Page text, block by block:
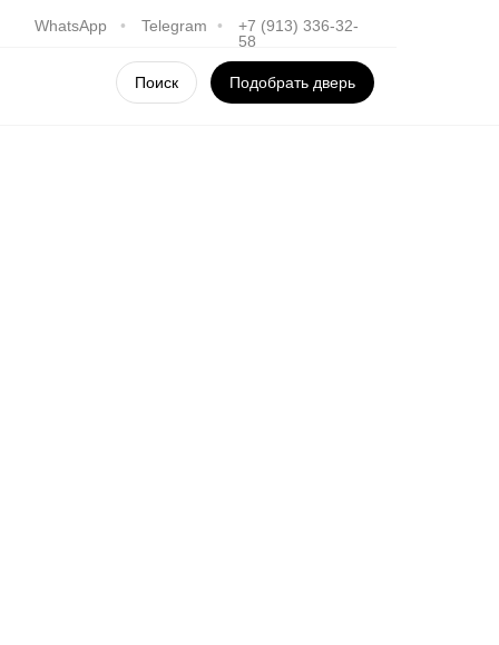
WhatsApp • Telegram •
+7 (913) 336-32-
58
Поиск Подобрать дверь